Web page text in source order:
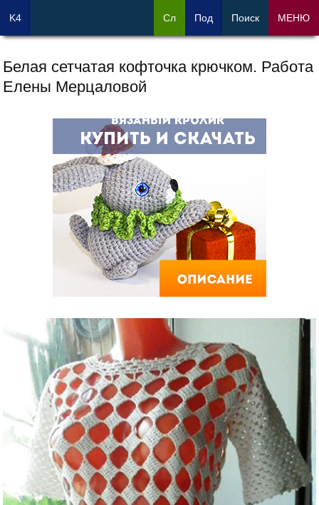
Белая сетчатая кофточка крючком. Работа
Елены Мерцаловой
K4 Сл Под Поиск МЕНЮ